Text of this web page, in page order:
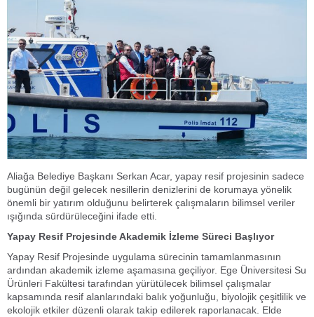
Aliağa Belediye Başkanı Serkan Acar, yapay resif projesinin sadece
bugünün değil gelecek nesillerin denizlerini de korumaya yönelik
önemli bir yatırım olduğunu belirterek çalışmaların bilimsel veriler
ışığında sürdürüleceğini ifade etti.
Yapay Resif Projesinde Akademik İzleme Süreci Başlıyor
Yapay Resif Projesinde uygulama sürecinin tamamlanmasının
ardından akademik izleme aşamasına geçiliyor. Ege Üniversitesi Su
Ürünleri Fakültesi tarafından yürütülecek bilimsel çalışmalar
kapsamında resif alanlarındaki balık yoğunluğu, biyolojik çeşitlilik ve
ekolojik etkiler düzenli olarak takip edilerek raporlanacak. Elde